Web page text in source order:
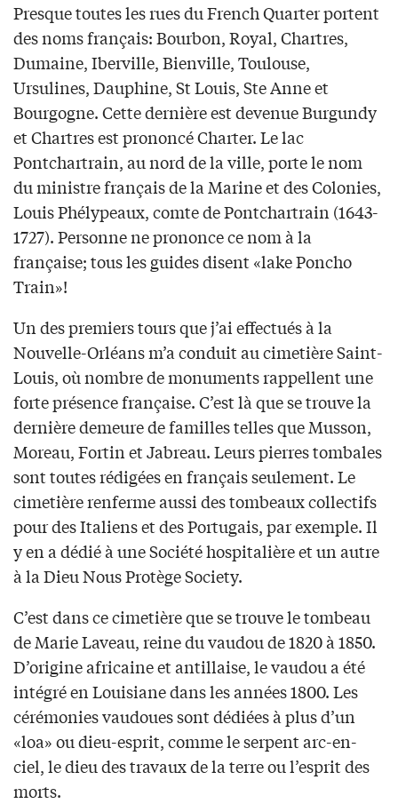
Presque toutes les rues du French Quarter portent
des noms français: Bourbon, Royal, Chartres,
Dumaine, Iberville, Bienville, Toulouse,
Ursulines, Dauphine, St Louis, Ste Anne et
Bourgogne. Cette dernière est devenue Burgundy
et Chartres est prononcé Charter. Le lac
Pontchartrain, au nord de la ville, porte le nom
du ministre français de la Marine et des Colonies,
Louis Phélypeaux, comte de Pontchartrain (1643-
1727). Personne ne prononce ce nom à la
française; tous les guides disent «lake Poncho
Train»!
Un des premiers tours que j’ai effectués à la
Nouvelle-Orléans m’a conduit au cimetière Saint-
Louis, où nombre de monuments rappellent une
forte présence française. C’est là que se trouve la
dernière demeure de familles telles que Musson,
Moreau, Fortin et Jabreau. Leurs pierres tombales
sont toutes rédigées en français seulement. Le
cimetière renferme aussi des tombeaux collectifs
pour des Italiens et des Portugais, par exemple. Il
y en a dédié à une Société hospitalière et un autre
à la Dieu Nous Protège Society.
C’est dans ce cimetière que se trouve le tombeau
de Marie Laveau, reine du vaudou de 1820 à 1850.
D’origine africaine et antillaise, le vaudou a été
intégré en Louisiane dans les années 1800. Les
cérémonies vaudoues sont dédiées à plus d’un
«loa» ou dieu-esprit, comme le serpent arc-en-
ciel, le dieu des travaux de la terre ou l’esprit des
morts.